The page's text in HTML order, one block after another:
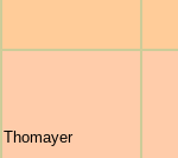
Thomayer